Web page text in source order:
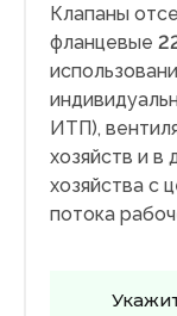
Клапаны
фланцевые
ИТП),
хозяйств и в
хозяйства с
потока